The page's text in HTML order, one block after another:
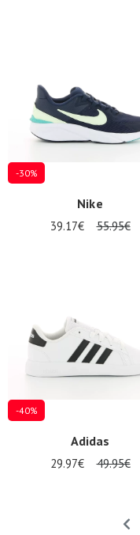
-30%
Nike
39.17€ 55.95€
-40%
Adidas
29.97€ 49.95€